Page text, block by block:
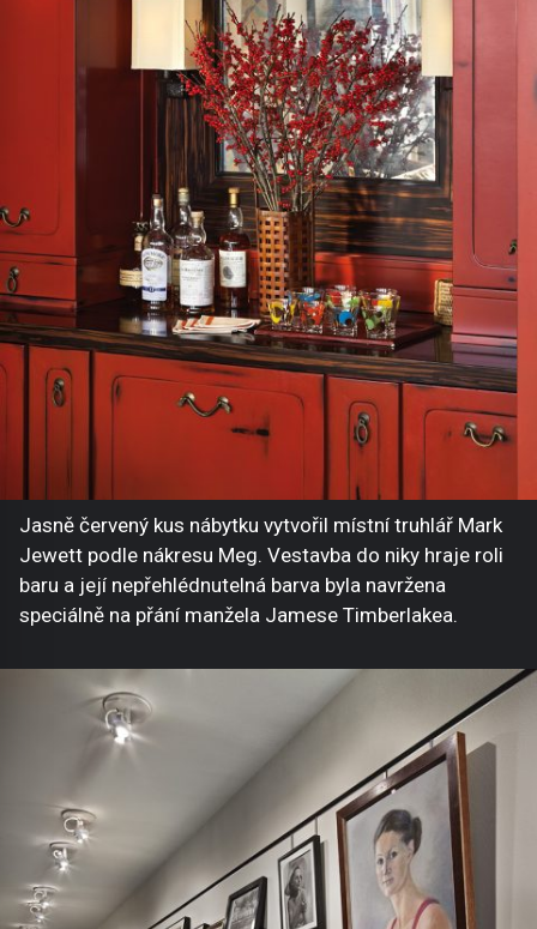
Jasně červený kus nábytku vytvořil místní truhlář Mark
Jewett podle nákresu Meg. Vestavba do niky hraje roli
baru a její nepřehlédnutelná barva byla navržena
speciálně na přání manžela Jamese Timberlakea.